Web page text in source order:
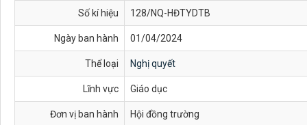
Số kí hiệu 128/NQ-HĐTYDTB
Ngày ban hành 01/04/2024
Thể loại Nghị quyết
Lĩnh vực Giáo dục
Đơn vị ban hành Hội đồng trường